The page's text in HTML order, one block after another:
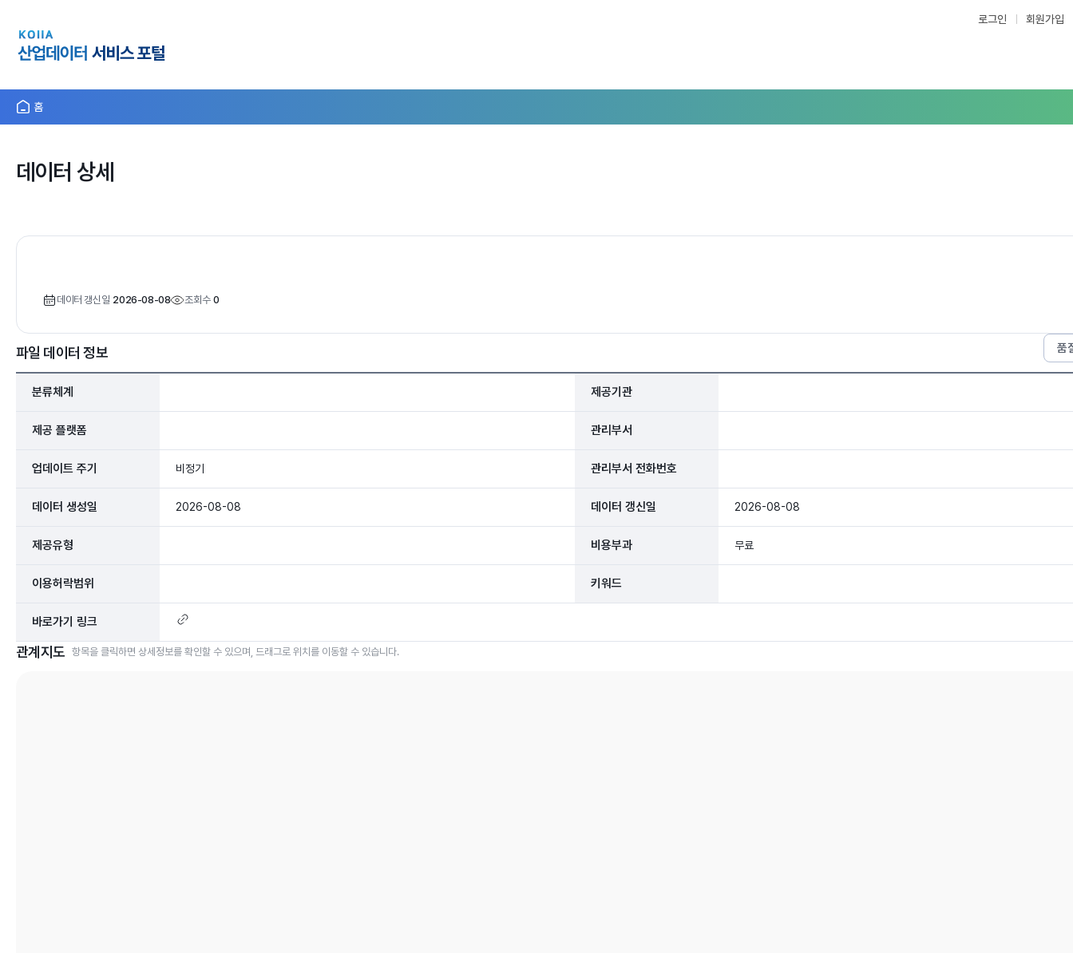
로그인 회원가입
홈
데이터 상세
데이터 갱신일 2026-08-08 조회수 0
파일 데이터 정보 품
분류체계 제공기관
제공 플랫폼 관리부서
업데이트 주기 비정기 관리부서 전화번호
데이터 생성일 2026-08-08 데이터 갱신일 2026-08-08
제공유형 비용부과 무료
이용허락범위 키워드
바로가기 링크
관계지도 항목을 클릭하면 상세정보를 확인할 수 있으며, 드래그로 위치를 이동할 수 있습니다.